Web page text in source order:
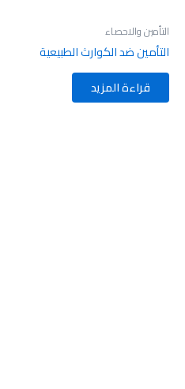
التأمين والاحصاء
التأمين ضد الكوارث الطبيعية
قراءة المزيد